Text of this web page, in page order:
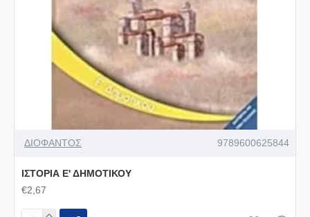
ΔΙΟΦΑΝΤΟΣ 9789600625844
ΙΣΤΟΡΙΑ Ε' ΔΗΜΟΤΙΚΟΥ
€2,67